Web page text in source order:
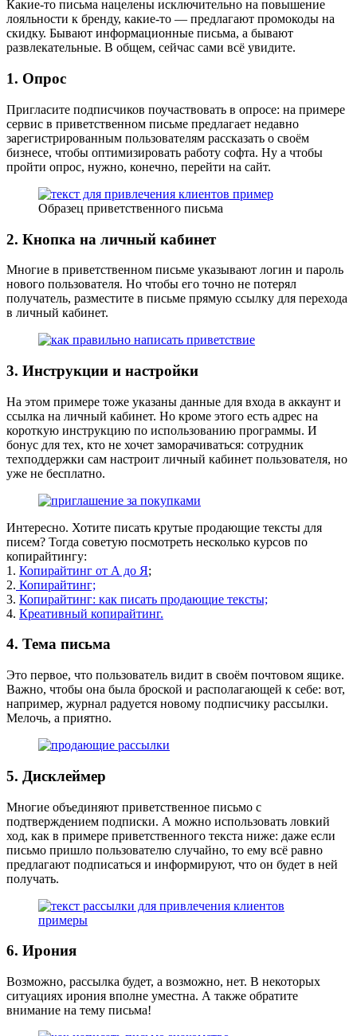
Какие-то письма нацелены исключительно на повышение
лояльности к бренду, какие-то — предлагают промокоды на
скидку. Бывают информационные письма, а бывают
развлекательные. В общем, сейчас сами всё увидите.
1. Опрос
Пригласите подписчиков поучаствовать в опросе: на примере
сервис в приветственном письме предлагает недавно
зарегистрированным пользователям рассказать о своём
бизнесе, чтобы оптимизировать работу софта. Ну а чтобы
пройти опрос, нужно, конечно, перейти на сайт.
Образец приветственного письма
2. Кнопка на личный кабинет
Многие в приветственном письме указывают логин и пароль
нового пользователя. Но чтобы его точно не потерял
получатель, разместите в письме прямую ссылку для перехода
в личный кабинет.
3. Инструкции и настройки
На этом примере тоже указаны данные для входа в аккаунт и
ссылка на личный кабинет. Но кроме этого есть адрес на
короткую инструкцию по использованию программы. И
бонус для тех, кто не хочет заморачиваться: сотрудник
техподдержки сам настроит личный кабинет пользователя, но
уже не бесплатно.
Интересно. Хотите писать крутые продающие тексты для
писем? Тогда советую посмотреть несколько курсов по
копирайтингу:
1. Копирайтинг от А до Я;
2. Копирайтинг;
3. Копирайтинг: как писать продающие тексты;
4. Креативный копирайтинг.
4. Тема письма
Это первое, что пользователь видит в своём почтовом ящике.
Важно, чтобы она была броской и располагающей к себе: вот,
например, журнал радуется новому подписчику рассылки.
Мелочь, а приятно.
5. Дисклеймер
Многие объединяют приветственное письмо с
подтверждением подписки. А можно использовать ловкий
ход, как в примере приветственного текста ниже: даже если
письмо пришло пользователю случайно, то ему всё равно
предлагают подписаться и информируют, что он будет в ней
получать.
6. Ирония
Возможно, рассылка будет, а возможно, нет. В некоторых
ситуациях ирония вполне уместна. А также обратите
внимание на тему письма!